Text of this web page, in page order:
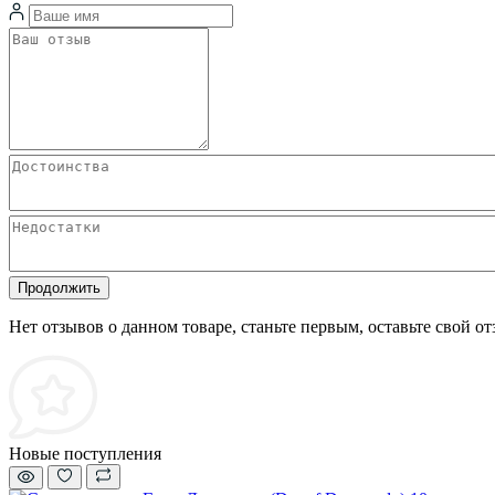
Продолжить
Нет отзывов о данном товаре, станьте первым, оставьте свой
Новые поступления